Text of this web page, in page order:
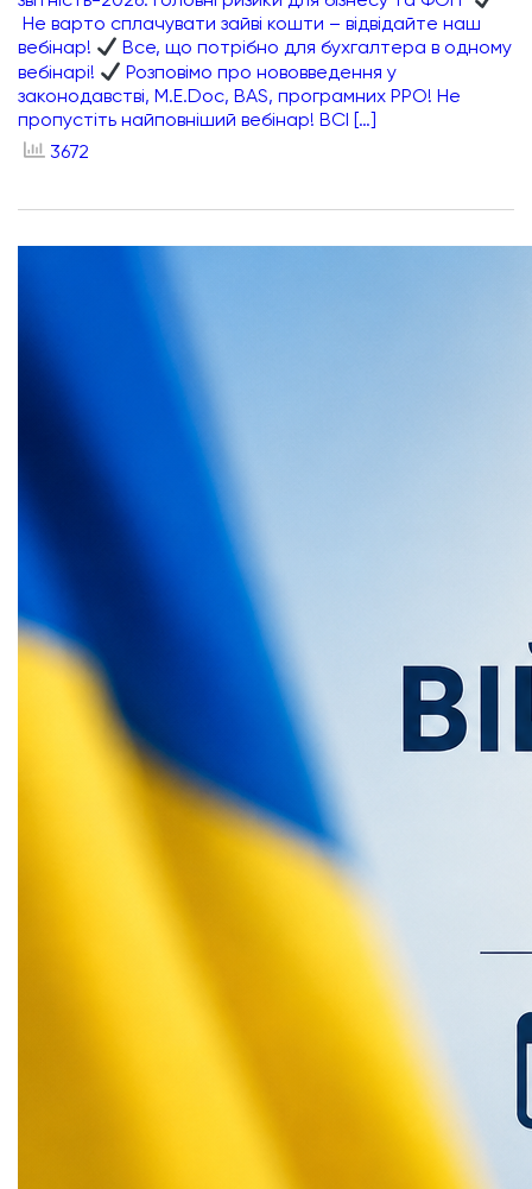
Не варто сплачувати зайві кошти – відвідайте наш
вебінар!
Все, що потрібно для бухгалтера в одному
вебінарі!
Розповімо про нововведення у
законодавстві, M.E.Doc, BAS, програмних РРО! Не
пропустіть найповніший вебінар! ВСІ […]
3672